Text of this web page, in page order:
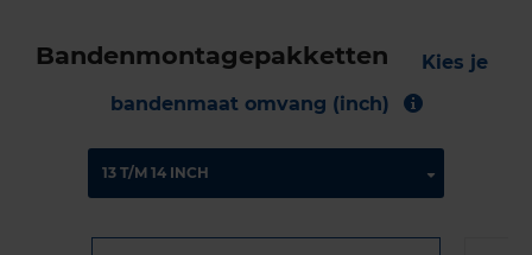
Bandenmontagepakketten
Kies je
bandenmaat omvang (inch)